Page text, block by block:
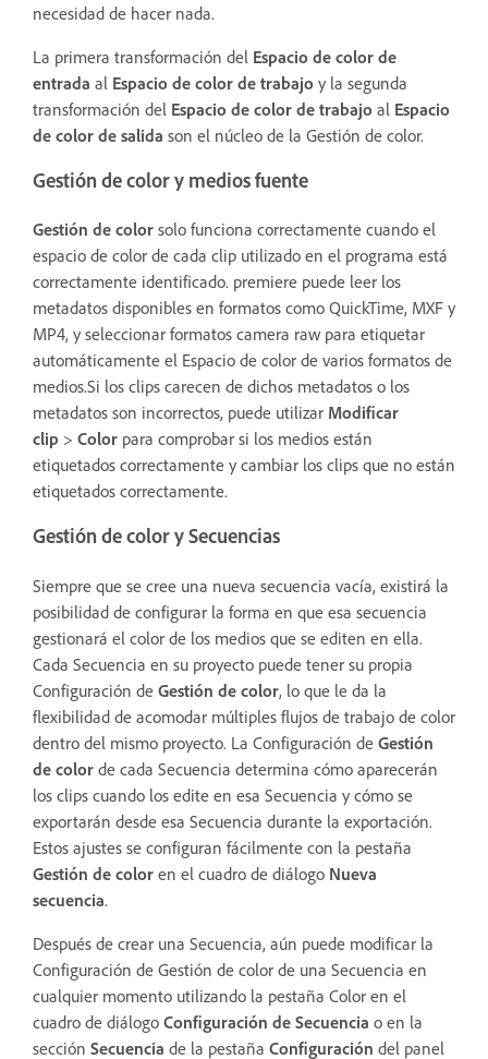
necesidad de hacer nada.
La primera transformación del Espacio de color de
entrada al Espacio de color de trabajo y la segunda
transformación del Espacio de color de trabajo al Espacio
de color de salida son el núcleo de la Gestión de color.
Gestión de color y medios fuente
Gestión de color solo funciona correctamente cuando el
espacio de color de cada clip utilizado en el programa está
correctamente identificado. premiere puede leer los
metadatos disponibles en formatos como QuickTime, MXF y
MP4, y seleccionar formatos camera raw para etiquetar
automáticamente el Espacio de color de varios formatos de
medios.Si los clips carecen de dichos metadatos o los
metadatos son incorrectos, puede utilizar Modificar
clip > Color para comprobar si los medios están
etiquetados correctamente y cambiar los clips que no están
etiquetados correctamente.
Gestión de color y Secuencias
Siempre que se cree una nueva secuencia vacía, existirá la
posibilidad de configurar la forma en que esa secuencia
gestionará el color de los medios que se editen en ella.
Cada Secuencia en su proyecto puede tener su propia
Configuración de Gestión de color, lo que le da la
flexibilidad de acomodar múltiples flujos de trabajo de color
dentro del mismo proyecto. La Configuración de Gestión
de color de cada Secuencia determina cómo aparecerán
los clips cuando los edite en esa Secuencia y cómo se
exportarán desde esa Secuencia durante la exportación.
Estos ajustes se configuran fácilmente con la pestaña
Gestión de color en el cuadro de diálogo Nueva
secuencia.
Después de crear una Secuencia, aún puede modificar la
Configuración de Gestión de color de una Secuencia en
cualquier momento utilizando la pestaña Color en el
cuadro de diálogo Configuración de Secuencia o en la
sección Secuencia de la pestaña Configuración del panel